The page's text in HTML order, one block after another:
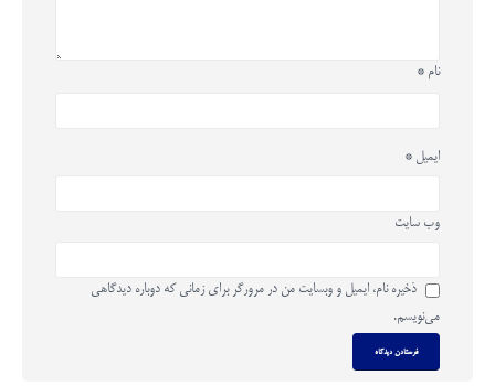
نام *
ایمیل *
وب‌ سایت
ذخیره نام، ایمیل و وبسایت من در مرورگر برای زمانی که دوباره دیدگاهی
می‌نویسم.